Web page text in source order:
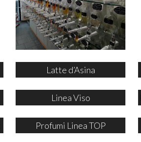
Latte d’Asina
Linea Viso
Profumi Linea TOP